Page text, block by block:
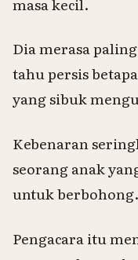
Dia merasa
tahu persis
yang sibuk
Kebenaran
seorang anak
untuk berbohong.
Pengacara itu